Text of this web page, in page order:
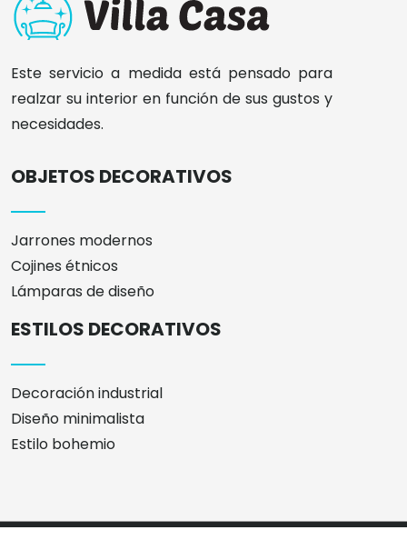
Este servicio a medida está pensado para
realzar su interior en función de sus gustos y
necesidades.
OBJETOS DECORATIVOS
Jarrones modernos
Cojines étnicos
Lámparas de diseño
ESTILOS DECORATIVOS
Decoración industrial
Diseño minimalista
Estilo bohemio